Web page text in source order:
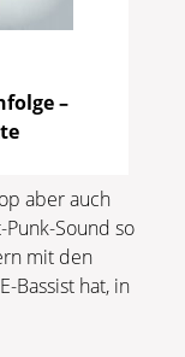
–
aber auch
Sound so
mit den
Bassist hat, in